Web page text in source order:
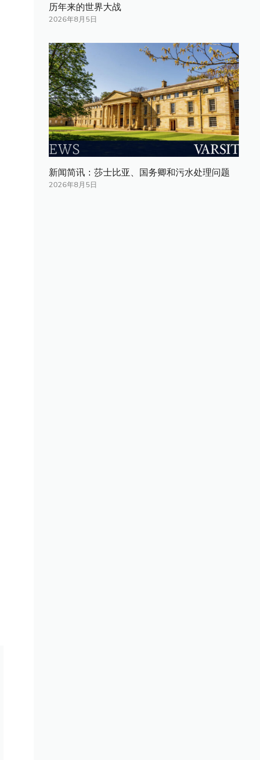
历年来的世界大战
2026年8月5日
新闻简讯：莎士比亚、国务卿和污水处理问题
2026年8月5日